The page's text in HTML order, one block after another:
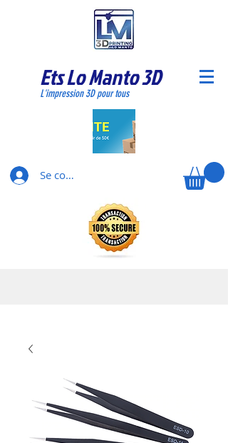
Ets Lo Manto 3D
L'impression 3D pour tous
Se connecter